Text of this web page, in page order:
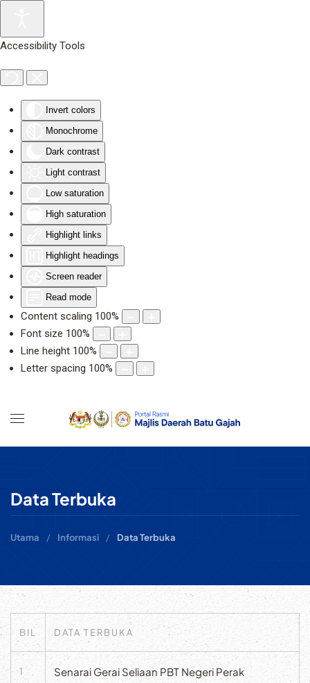
Accessibility Tools
Invert colors
Monochrome
Dark contrast
Light contrast
Low saturation
High saturation
Highlight links
Highlight headings
Screen reader
Read mode
Content scaling 100%
Font size 100%
Line height 100%
Letter spacing 100%
Data Terbuka
Utama Informasi Data Terbuka
BIL DATA TERBUKA
1 Senarai Gerai Seliaan PBT Negeri Perak